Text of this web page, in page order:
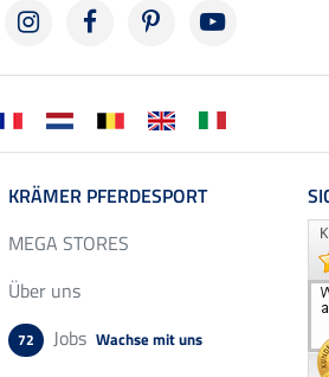
KRÄMER PFERDESPORT
MEGA STORES
Über uns
72 Jobs Wachse mit uns